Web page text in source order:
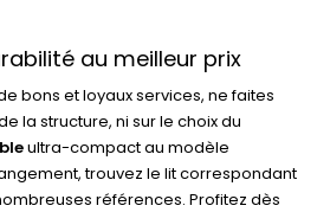
au meilleur prix
bons et loyaux services, ne faites
la structure, ni sur le choix du
ultra-compact au modèle
trouvez le lit correspondant
références. Profitez dès